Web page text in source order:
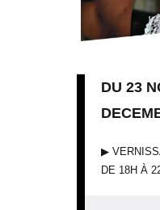
DU 23
▶︎
DE 18H À